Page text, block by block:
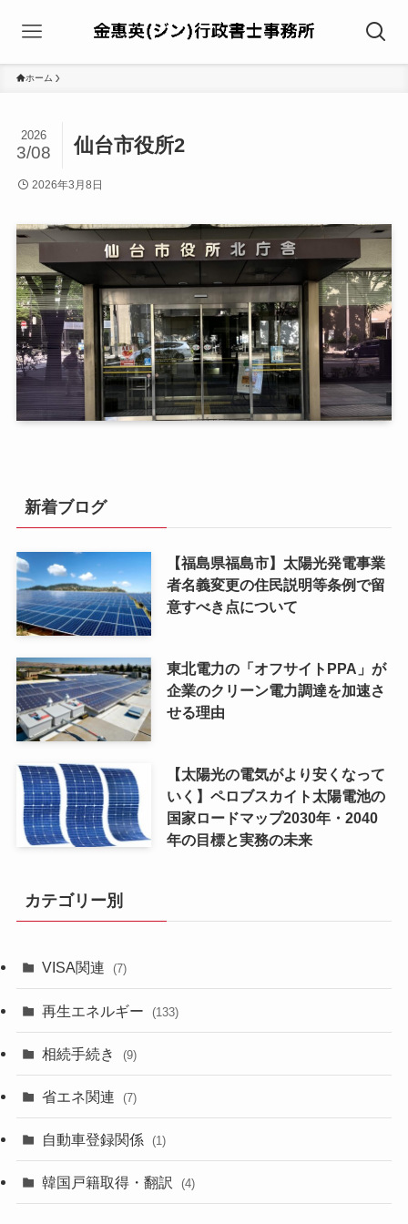
ホーム
仙台市役所2
2026
3/08
2026年3月8日
新着ブログ
【福島県福島市】太陽光発電事業
者名義変更の住民説明等条例で留
意すべき点について
東北電力の「オフサイトPPA」が
企業のクリーン電力調達を加速さ
せる理由
【太陽光の電気がより安くなって
いく】ペロブスカイト太陽電池の
国家ロードマップ2030年・2040
年の目標と実務の未来
カテゴリー別
VISA関連 (7)
再生エネルギー (133)
相続手続き (9)
省エネ関連 (7)
自動車登録関係 (1)
韓国戸籍取得・翻訳 (4)